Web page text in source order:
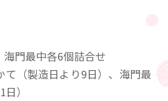
門最中各6個詰合せ
て（製造日より9日）、海門最
）